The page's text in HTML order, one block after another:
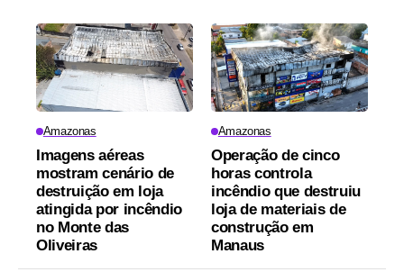
Amazonas
Imagens aéreas
mostram cenário de
destruição em loja
atingida por incêndio
no Monte das
Oliveiras
Amazonas
Operação de cinco
horas controla
incêndio que destruiu
loja de materiais de
construção em
Manaus